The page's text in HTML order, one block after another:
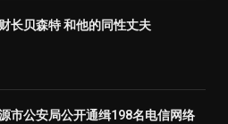
长贝森特 和他的同性丈夫
市公安局公开通缉198名电信网络